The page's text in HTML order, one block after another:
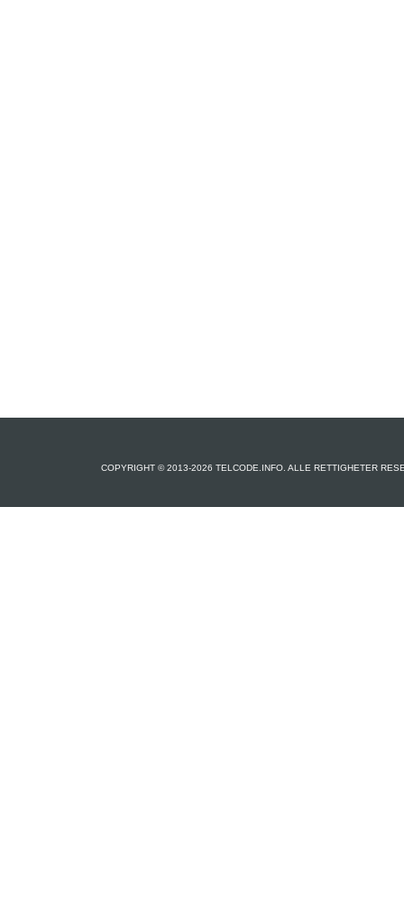
COPYRIGHT © 2013-2026 TELCODE.INFO. ALLE RETTIGHETER